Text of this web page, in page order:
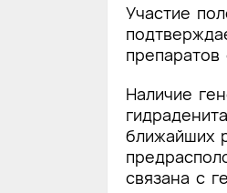
Участие
Наличие
ближайших
связана с